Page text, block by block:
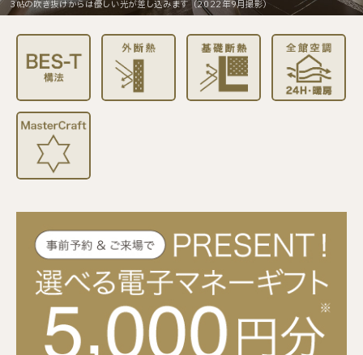
3帖の吹き抜けからは優しい光が差し込みます（2022年9月撮影）
リビングに隣接した和室には奥行きのある収納が設置されています（2022年9月撮影）
主寝室にはウォークインクローゼットをプラン（2022年9月撮影）
2階洋室それぞれにクローゼットを完備（2022年9月撮影）
を収納することができます（2022年9月撮影）
辺長の単位は「m」になります。
靴やコートが収納できるシューズクローゼットを設置（2022年9月撮影）
家事のしやすい動線がうれしい回遊式間取り（2022年9月撮影）
家族団らんの時間が増える家事ラク設備付きキッチン（2022年9月撮影）
テレワークができるデスクカウンター（2022年9月撮影）